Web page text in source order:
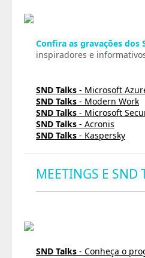
Confira as gravações dos
inspiradores e
SND Talks - Microsoft
SND Talks - Modern Work
SND Talks - Microsoft
SND Talks - Acronis
SND Talks - Kaspersky
MEETINGS E SND
SND Talks - Conheça o